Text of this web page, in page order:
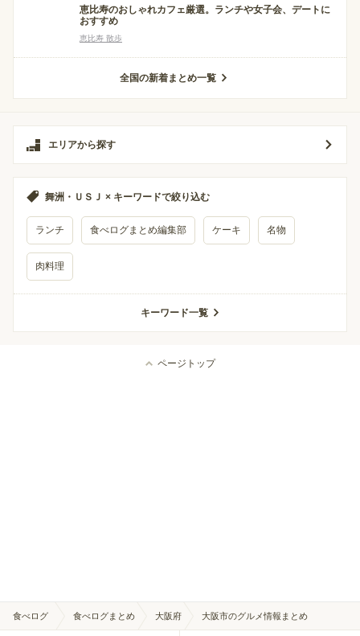
恵比寿のおしゃれカフェ厳選。ランチや女子会、デートに
おすすめ
恵比寿 散歩
全国の新着まとめ一覧
エリアから探す
舞洲・ＵＳＪ × キーワードで絞り込む
ランチ 食べログまとめ編集部 ケーキ 名物
肉料理
キーワード一覧
ページトップ
食べログ 食べログまとめ 大阪府 大阪市のグルメ情報まとめ